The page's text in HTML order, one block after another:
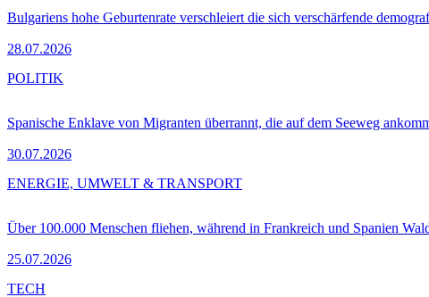
Bulgariens hohe Geburtenrate verschleiert die sich verschärfende
28.07.2026
Spanische Enklave von Migranten überrannt, die auf dem Seeweg
30.07.2026
POLITIK
Über 100.000 Menschen fliehen, während in Frankreich und Spanien
25.07.2026
ENERGIE, UMWELT & TRANSPORT
TECH